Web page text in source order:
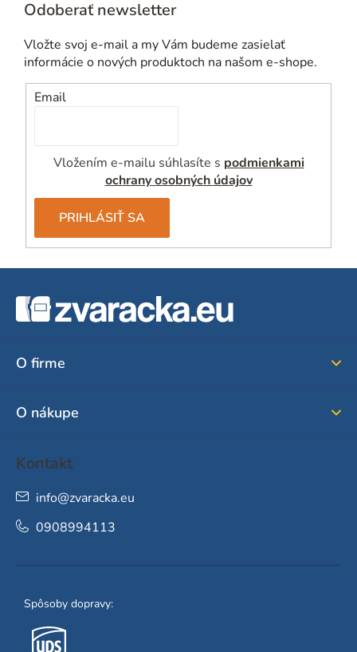
Odoberať newsletter
Vložte svoj e-mail a my Vám budeme zasielať
informácie o nových produktoch na našom e-shope.
Email
Vložením e-mailu súhlasíte s podmienkami
ochrany osobných údajov
PRIHLÁSIŤ SA
O firme
O nákupe
Kontakt
info@zvaracka.eu
0908994113
Spôsoby dopravy: